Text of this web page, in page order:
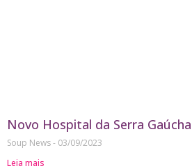
Novo Hospital da Serra Gaúcha
Soup News
03/09/2023
Leia mais